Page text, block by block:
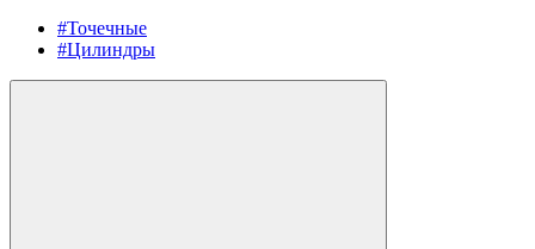
#Точечные
#Цилиндры